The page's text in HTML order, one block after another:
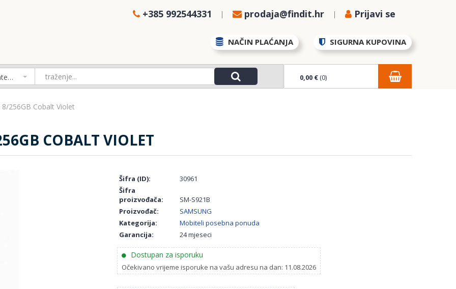
+385 992544331 prodaja@findit.hr Prijavi se
NAČIN PLAĆANJA SIGURNA KUPOVINA
Izaberi kategoriju 0,00 €(0)
256GB Cobalt Violet
COBALT VIOLET
Šifra (ID):
30961
Šifra
proizvođača:
SM-S921B
Proizvođač:
SAMSUNG
Kategorija:
Mobiteli posebna ponuda
Garancija:
24 mjeseci
Dostupan za isporuku
Očekivano vrijeme isporuke na vašu adresu na dan: 11.08.2026